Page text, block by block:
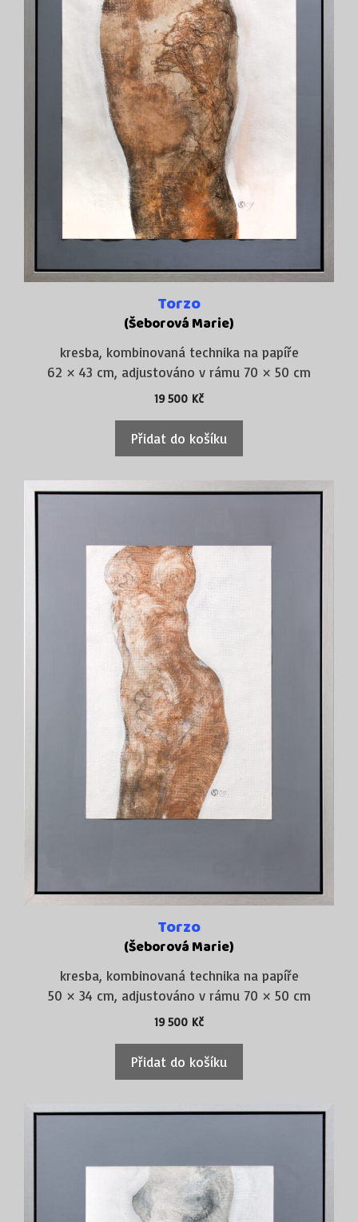
Torzo
(Šeborová Marie)
kresba, kombinovaná technika na papíře
62 × 43 cm, adjustováno v rámu 70 × 50 cm
19 500 Kč
Přidat do košíku
Torzo
(Šeborová Marie)
kresba, kombinovaná technika na papíře
50 × 34 cm, adjustováno v rámu 70 × 50 cm
19 500 Kč
Přidat do košíku